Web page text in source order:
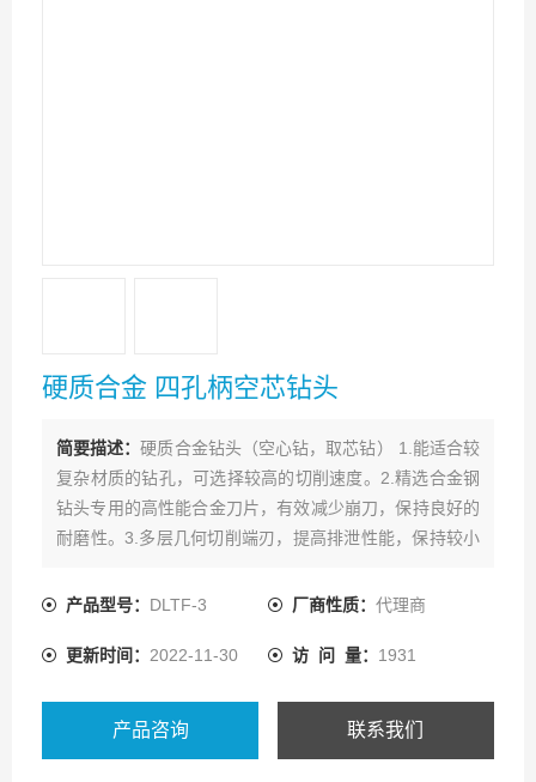
硬质合金 四孔柄空芯钻头
简要描述：硬质合金钻头（空心钻，取芯钻） 1.能适合较
复杂材质的钻孔，可选择较高的切削速度。2.精选合金钢
钻头专用的高性能合金刀片，有效减少崩刀，保持良好的
耐磨性。3.多层几何切削端刃，提高排泄性能，保持较小
多种钻机，钻床配用。5.规格从直径12mm到150mm，切
制直径150mm到200mm，
产品型号： DLTF-3 厂商性质： 代理商
更新时间： 2022-11-30 访 问 量： 1931
产品咨询 联系我们